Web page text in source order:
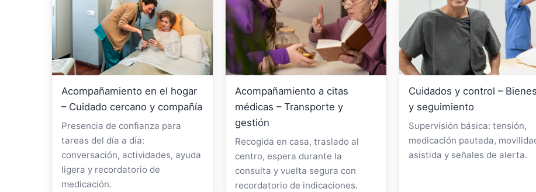
Acompañamiento en el hogar
– Cuidado cercano y compañía
Presencia de confianza para
tareas del día a día:
conversación, actividades, ayuda
ligera y recordatorio de
medicación.
Acompañamiento a citas
médicas – Transporte y
gestión
Recogida en casa, traslado al
centro, espera durante la
consulta y vuelta segura con
recordatorio de indicaciones.
Cuidados y control –
y seguimiento
Supervisión básica: tensión,
medicación pautada,
asistida y señales de alerta.